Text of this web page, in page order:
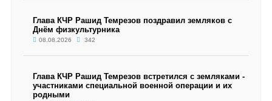
Глава КЧР Рашид Темрезов поздравил земляков с
Днём физкультурника
08.08.2026 342
Глава КЧР Рашид Темрезов встретился с земляками -
участниками специальной военной операции и их
родными